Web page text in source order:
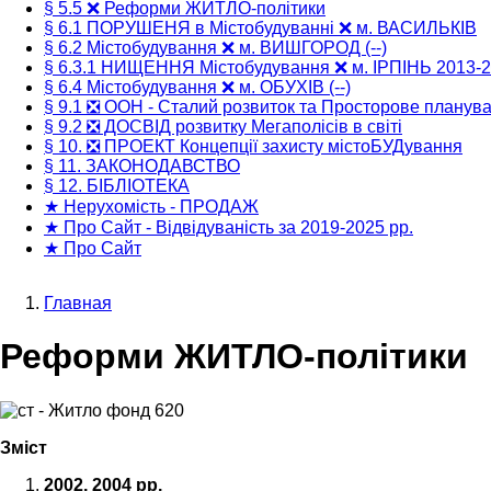
§ 5.5 ❌ Реформи ЖИТЛО-політики
§ 6.1 ПОРУШЕНЯ в Містобудуванні ❌ м. ВАСИЛЬКІВ
§ 6.2 Містобудування ❌ м. ВИШГОРОД (--)
§ 6.3.1 НИЩЕННЯ Містобудування ❌ м. ІРПІНЬ 2013-
§ 6.4 Містобудування ❌ м. ОБУХІВ (--)
§ 9.1 ❎ ООН - Сталий розвиток та Просторове
§ 9.2 ❎ ДОСВІД розвитку Мегаполісів в світі
§ 10. ❎ ПРОЕКТ Концепції захисту містоБУДування
§ 11. ЗАКОНОДАВСТВО
§ 12. БІБЛІОТЕКА
★ Нерухомість - ПРОДАЖ
★ Про Сайт - Відвідуваність за 2019-2025 рр.
★ Про Сайт
навигации
Главная
Реформи ЖИТЛО-політики
Зміст
2002, 2004 рр.